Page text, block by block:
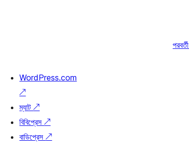
পরবর্তী
WordPress.com
↗
ম্যাট↗
বিবিপ্রেস↗
বাডিপ্রেস↗